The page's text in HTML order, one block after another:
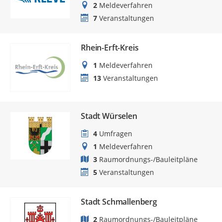
2 Meldeverfahren
7 Veranstaltungen
Rhein-Erft-Kreis
1 Meldeverfahren
13 Veranstaltungen
Stadt Würselen
4 Umfragen
1 Meldeverfahren
3 Raumordnungs-/Bauleitpläne
5 Veranstaltungen
Stadt Schmallenberg
2 Raumordnungs-/Bauleitpläne